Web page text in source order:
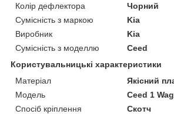
Колір дефлектора
Чорний
Сумісність з маркою
Kia
Виробник
Kia
Сумісність з моделлю
Ceed
Користувальницькі характеристики
Матеріал
Якісний
Модель
Ceed 1
Спосіб кріплення
Скотч